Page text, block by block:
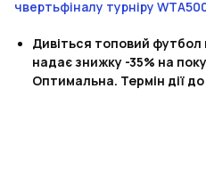
чвертьфіналу турніру
Дивіться топовий футбол
надає знижку -35% на
Оптимальна. Термін дії до